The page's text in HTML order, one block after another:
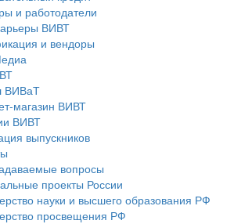
и работодатели
ВИВТ
и вендоры
ВИВаТ
магазин ВИВТ
ВИВТ
выпускников
вопросы
проекты России
науки и высшего образования РФ
просвещения РФ